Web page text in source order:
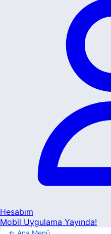
Hesabım
Mobil Uygulama Yayında!